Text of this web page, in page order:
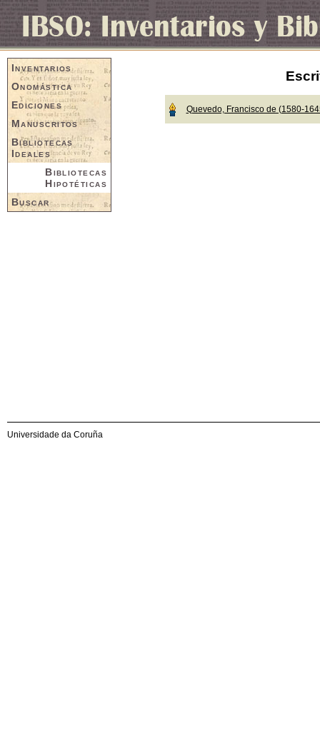
Inventarios
Onomástica
Ediciones
Manuscritos
Bibliotecas
Ideales
Bibliotecas
Hipotéticas
Buscar
Quevedo, Francisco de (1580-
Universidade da Coruña